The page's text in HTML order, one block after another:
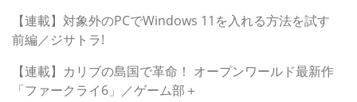
【連載】対象外のPCでWindows 11を入れる方法を試す
前編／ジサトラ!
【連載】カリブの島国で革命！ オープンワールド最新作
「ファークライ6」／ゲーム部＋